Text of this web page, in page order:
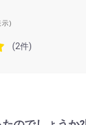
示)
(2件)